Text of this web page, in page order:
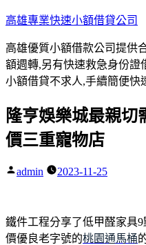
跳
主
要
內
高雄專業快速小額借貸公司
高雄優質小額借款公司提供
額週轉,另有快速救急身份證
小額借貸不求人,手續簡便快
隆亨娛樂城最親切
價三重寵物店
作
admin 2023-11-25
鐵件工程分享了低甲醛家具9
價優良老字號的桃園通馬桶